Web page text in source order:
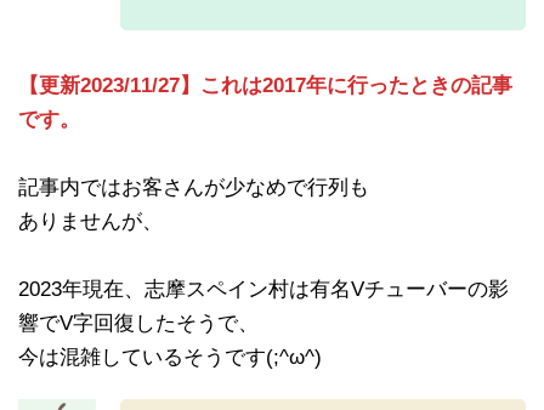
【更新2023/11/27】これは2017年に行ったときの記事
です。
記事内ではお客さんが少なめで行列も
ありませんが、
2023年現在、志摩スペイン村は有名Vチューバーの影
響でV字回復したそうで、
今は混雑しているそうです(;^ω^)